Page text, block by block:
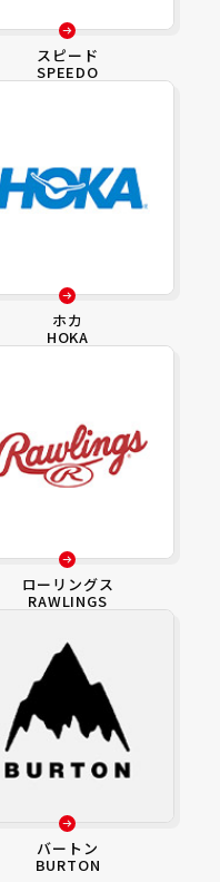
スピード
SPEEDO
ホカ
HOKA
ローリングス
RAWLINGS
バートン
BURTON